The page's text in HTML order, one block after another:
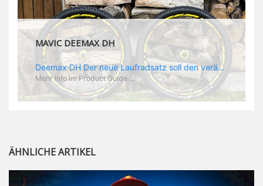
MAVIC DEEMAX DH
Deemax DH Der neue Laufradsatz soll den veränderten Ansprüchen im Downhill Einsatz gerecht werden: die Geschwindigkeiten werden immer höher, die Kräfte, die aufs Material wirken ebenfalls. Damit steigen natürlich auch die Ansprüche der Fahrer ans Material. Das einzige, was eventuell niedriger wird, ist der Reifendruck. Somit ergibt sich der Anforderungskatalog an das Deemax-Update. Hier ist das Ergebnis: - der Laufradsatz bekam eine neue Felge mit 28 mm Innenbreite. Laut Scott Sharples ist das der beste Kompromiss aus Stabilität, Gewicht und Steifigkeit, vor allem aber passt diese Breite am besten zu den Reifen, die aktuell auf dem Markt sind und im Renneinsatz gefahren werden. Es gehe auch breite und schmaler, 28 mm hätten sich aber im Test als Optimum herausgestellt. - mit einem 4D-Fertigungsprozess wurde die Materialverteilung optimiert: Stabilität dort, wo sie erforderlich ist, Gewichtsersparnis da, wo es Sinn macht. Somit gibt Mavic eine GGewichtsersparnis von 15 % an, ohne an Stabilität einzubüßen - neue, ultraleichte „double butted“ Speichen und ein super effizienter Freilauf - Mavics bewährtes UST System für perfekte Kompatibilität mit Tubeless Reifen - Gewicht (Laufradset): 1944 g)
Mehr Info im Product Guide ...
ÄHNLICHE ARTIKEL